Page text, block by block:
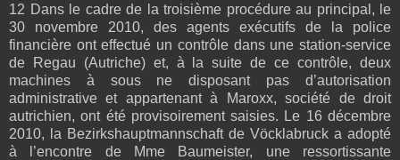
12 Dans le cadre de la troisième procédure au principal, le
30 novembre 2010, des agents exécutifs de la police
financière ont effectué un contrôle dans une station-service
de Regau (Autriche) et, à la suite de ce contrôle, deux
machines à sous ne disposant pas d’autorisation
administrative et appartenant à Maroxx, société de droit
autrichien, ont été provisoirement saisies. Le 16 décembre
2010, la Bezirkshauptmannschaft de Vöcklabruck a adopté
à l’encontre de Mme Baumeister, une ressortissante